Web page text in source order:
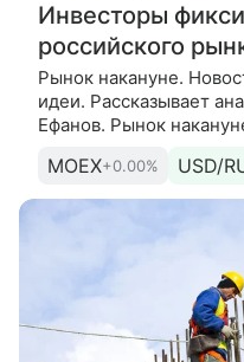
Инвесторы
российского
Рынок накануне.
идеи. Рассказывает
Ефанов. Рынок
0,69%,
MOEX+0.00% USD/